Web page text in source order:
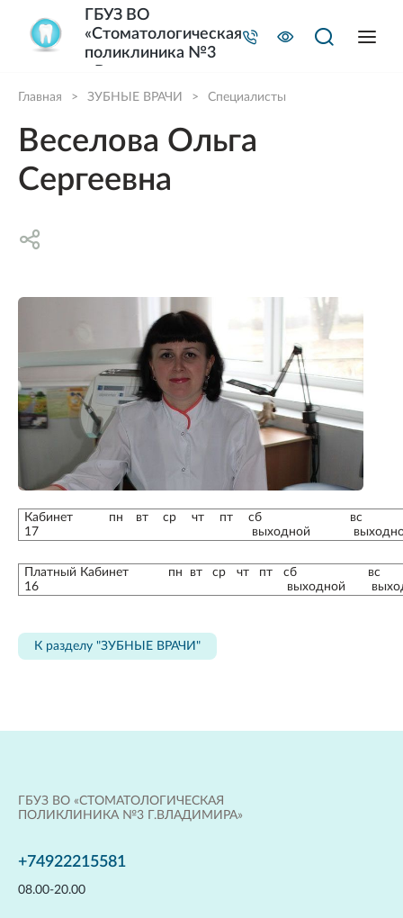
Главная > ЗУБНЫЕ ВРАЧИ > Специалисты
Веселова Ольга
Сергеевна
Кабинет пн вт ср чт пт сб
вс
17
выходной
Платный Кабинет пн вт ср чт пт сб
вс
16
выходной
К разделу "ЗУБНЫЕ ВРАЧИ"
ГБУЗ ВО
«Стоматологическая
поликлиника №3
ГБУЗ ВО «СТОМАТОЛОГИЧЕСКАЯ
ПОЛИКЛИНИКА №3 Г.ВЛАДИМИРА»
+74922215581
08.00-20.00